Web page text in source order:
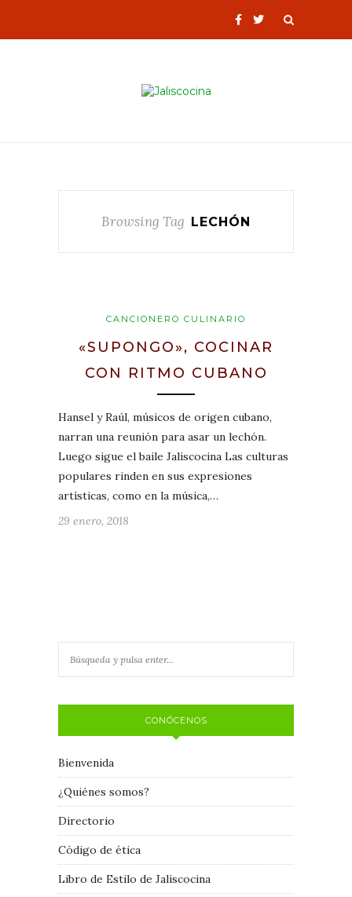
Browsing Tag LECHÓN
CANCIONERO CULINARIO
«SUPONGO», COCINAR
CON RITMO CUBANO
Hansel y Raúl, músicos de origen cubano,
narran una reunión para asar un lechón.
Luego sigue el baile Jaliscocina Las culturas
populares rinden en sus expresiones
artísticas, como en la música,…
29 enero, 2018
CONÓCENOS
Bienvenida
¿Quiénes somos?
Directorio
Código de ética
Libro de Estilo de Jaliscocina